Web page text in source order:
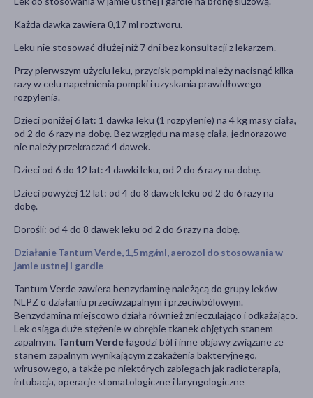
Każda dawka zawiera 0,17 ml roztworu.
Leku nie stosować dłużej niż 7 dni bez konsultacji z lekarzem.
Przy pierwszym użyciu leku, przycisk pompki należy nacisnąć kilka
razy w celu napełnienia pompki i uzyskania prawidłowego
rozpylenia.
Dzieci poniżej 6 lat: 1 dawka leku (1 rozpylenie) na 4 kg masy ciała,
od 2 do 6 razy na dobę. Bez względu na masę ciała, jednorazowo
nie należy przekraczać 4 dawek.
Dzieci od 6 do 12 lat: 4 dawki leku, od 2 do 6 razy na dobę.
Dzieci powyżej 12 lat: od 4 do 8 dawek leku od 2 do 6 razy na
dobę.
Dorośli: od 4 do 8 dawek leku od 2 do 6 razy na dobę.
Działanie Tantum Verde, 1,5 mg/ml, aerozol do stosowania w
jamie ustnej i gardle
Tantum Verde zawiera benzydaminę należącą do grupy leków
NLPZ o działaniu przeciwzapalnym i przeciwbólowym.
Benzydamina miejscowo działa również znieczulająco i odkażająco.
Lek osiąga duże stężenie w obrębie tkanek objętych stanem
zapalnym. Tantum Verdełagodzi ból i inne objawy związane ze
stanem zapalnym wynikającym z zakażenia bakteryjnego,
wirusowego, a także po niektórych zabiegach jak radioterapia,
intubacja, operacje stomatologiczne i laryngologiczne